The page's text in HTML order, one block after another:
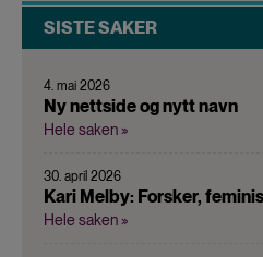
SISTE SAKER
4. mai 2026
Ny nettside og nytt navn
Hele saken »
30. april 2026
Kari Melby: Forsker,
Hele saken »